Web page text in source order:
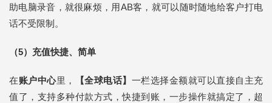
助电脑录音，就很麻烦，用AB客，就可以随时随地给客户打电
话不受限制。
（5）充值快捷、简单
在账户中心里， 【全球电话】 一栏选择金额就可以直接自主充
值了，支持多种付款方式，快捷到账，一步操作就搞定了，超